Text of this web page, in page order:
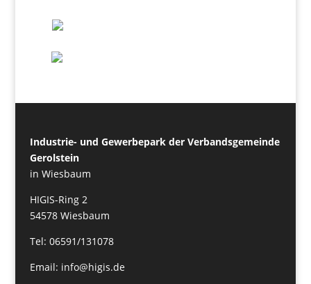
Industrie- und Gewerbepark der Verbandsgemeinde
Gerolstein
in Wiesbaum
HIGIS-Ring 2
54578 Wiesbaum
Tel: 06591/131078
Email: info@higis.de